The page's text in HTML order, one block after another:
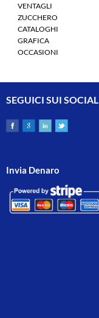
VENTAGLI
ZUCCHERO
CATALOGHI
GRAFICA
OCCASIONI
SEGUICI SUI SOCIAL
Invia Denaro